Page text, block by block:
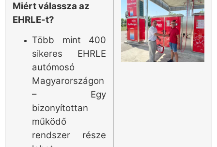
Miért válassza az
EHRLE-t?
Több mint 400
sikeres EHRLE
autómosó
Magyarországon
– Egy
bizonyítottan
működő
rendszer része